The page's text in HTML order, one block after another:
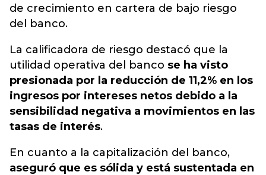
de crecimiento en cartera de bajo riesgo
del banco.
La calificadora de riesgo destacó que la
utilidad operativa del banco se ha visto
presionada por la reducción de 11,2% en los
ingresos por intereses netos debido a la
sensibilidad negativa a movimientos en las
tasas de interés.
En cuanto a la capitalización del banco,
aseguró que es sólida y está sustentada en